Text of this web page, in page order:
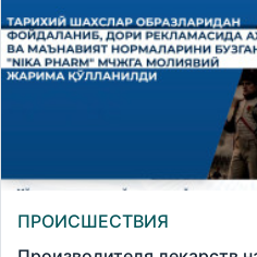
ПРОИСШЕСТВИЯ